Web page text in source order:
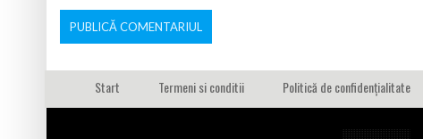
Start Termeni si conditii Politică de confidențialitate